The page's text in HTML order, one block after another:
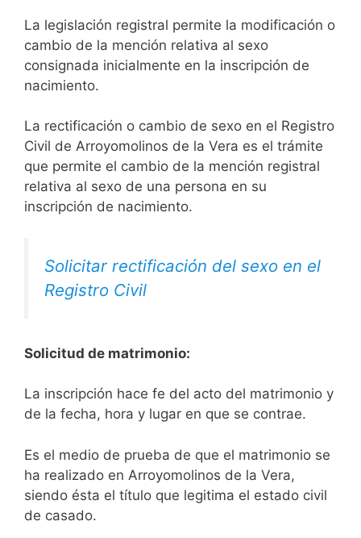
La legislación registral permite la modificación o
cambio de la mención relativa al sexo
consignada inicialmente en la inscripción de
nacimiento.
La rectificación o cambio de sexo en el Registro
Civil de Arroyomolinos de la Vera es el trámite
que permite el cambio de la mención registral
relativa al sexo de una persona en su
inscripción de nacimiento.
Solicitar rectificación del sexo en el
Registro Civil
Solicitud de matrimonio:
La inscripción hace fe del acto del matrimonio y
de la fecha, hora y lugar en que se contrae.
Es el medio de prueba de que el matrimonio se
ha realizado en Arroyomolinos de la Vera,
siendo ésta el título que legitima el estado civil
de casado.